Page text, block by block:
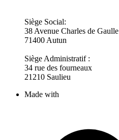
Siège Social:
38 Avenue Charles de Gaulle
71400 Autun
Siège Administratif :
34 rue des fourneaux
21210 Saulieu
Made with